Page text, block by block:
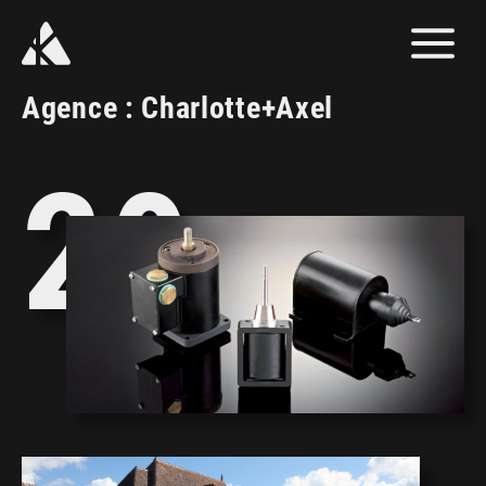
le
Agence : Charlotte+Axel
20